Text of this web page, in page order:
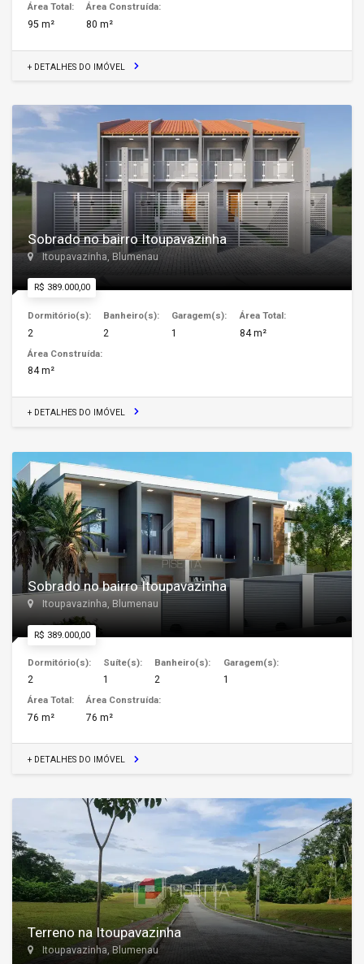
Área Total:
95 m²
Área Construída:
80 m²
+ DETALHES DO IMÓVEL
Sobrado no bairro Itoupavazinha
Itoupavazinha, Blumenau
R$ 389.000,00
Dormitório(s):
2
Banheiro(s):
2
Garagem(s):
1
Área Total:
84 m²
Área Construída:
84 m²
+ DETALHES DO IMÓVEL
Sobrado no bairro Itoupavazinha
Itoupavazinha, Blumenau
R$ 389.000,00
Dormitório(s):
2
Suíte(s):
1
Banheiro(s):
2
Garagem(s):
1
Área Total:
76 m²
Área Construída:
76 m²
+ DETALHES DO IMÓVEL
Terreno na Itoupavazinha
Itoupavazinha, Blumenau